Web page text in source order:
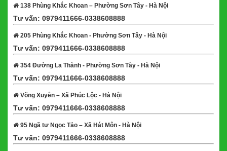
138 Phùng Khắc Khoan – Phường Sơn Tây - Hà Nội
Tư vấn: 0979411666-0338608888
205 Phùng Khắc Khoan - Phường Sơn Tây - Hà Nội
Tư vấn: 0979411666-0338608888
354 Đường La Thành - Phường Sơn Tây - Hà Nội
Tư vấn: 0979411666-0338608888
Võng Xuyên – Xã Phúc Lộc - Hà Nội
Tư vấn: 0979411666-0338608888
95 Ngã tư Ngọc Tảo – Xã Hát Môn - Hà Nội
Tư vấn: 0979411666-0338608888